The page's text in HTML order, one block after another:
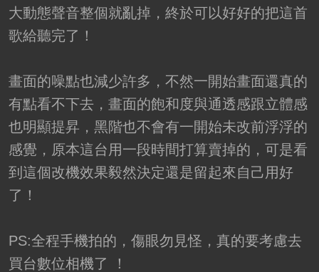
大動態聲音整個就亂掉，終於可以好好的把這首
歌給聽完了！
畫面的噪點也減少許多，不然一開始畫面還真的
有點看不下去，畫面的飽和度與通透感跟立體感
也明顯提昇，黑階也不會有一開始未改前浮浮的
感覺，原本這台用一段時間打算賣掉的，可是看
到這個改機效果毅然決定還是留起來自己用好
了！
PS:全程手機拍的，傷眼勿見怪，真的要考慮去
買台數位相機了 ！